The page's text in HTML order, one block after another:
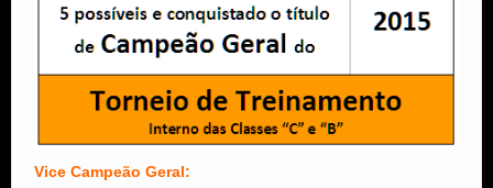
Vice Campeão Geral: